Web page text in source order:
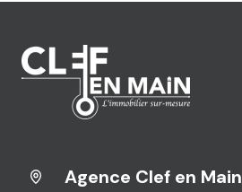
Agence Clef en Main